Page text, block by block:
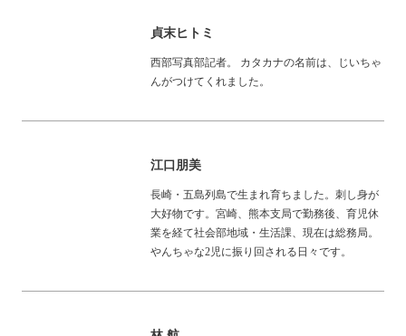
貞末ヒトミ
西部写真部記者。 カタカナの名前は、じいちゃ
んがつけてくれました。
江口朋美
長崎・五島列島で生まれ育ちました。刺し身が
大好物です。宮崎、熊本支局で勤務後、育児休
業を経て社会部地域・生活課、現在は総務局。
やんちゃな2児に振り回される日々です。